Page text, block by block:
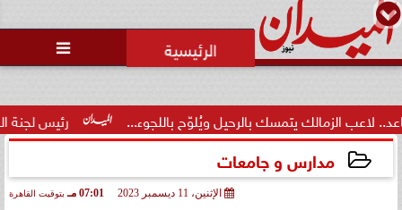

رئيس لجنة الحكام: يتمسك بالرحيل ويُلوّح باللجوء...
مدارس و جامعات
الإثنين، 11 ديسمبر 2023 07:01 مـ بتوقيت القاهرة